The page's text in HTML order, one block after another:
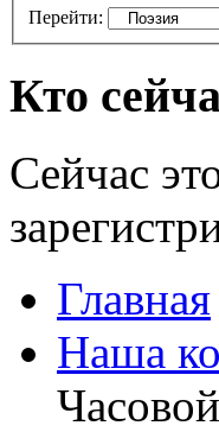
Перейти:
Кто
Сейчас
Главная
Наша